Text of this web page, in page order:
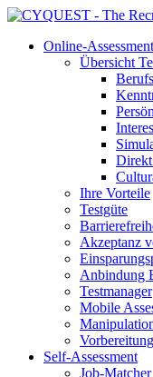
Online-Assessment
Übersicht
Direkt
Ihre Vorteile
Testgüte
Akzeptanz
Anbindung
Testmanager
Mobile
Self-Assessment
Job-Matcher